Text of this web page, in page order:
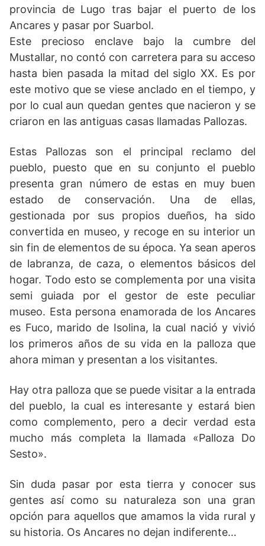
provincia de Lugo tras bajar el puerto de los
Ancares y pasar por Suarbol.
Este precioso enclave bajo la cumbre del
Mustallar, no contó con carretera para su acceso
hasta bien pasada la mitad del siglo XX. Es por
este motivo que se viese anclado en el tiempo, y
por lo cual aun quedan gentes que nacieron y se
criaron en las antiguas casas llamadas Pallozas.
Estas Pallozas son el principal reclamo del
pueblo, puesto que en su conjunto el pueblo
presenta gran número de estas en muy buen
estado de conservación. Una de ellas,
gestionada por sus propios dueños, ha sido
convertida en museo, y recoge en su interior un
sin fin de elementos de su época. Ya sean aperos
de labranza, de caza, o elementos básicos del
hogar. Todo esto se complementa por una visita
semi guiada por el gestor de este peculiar
museo. Esta persona enamorada de los Ancares
es Fuco, marido de Isolina, la cual nació y vivió
los primeros años de su vida en la palloza que
ahora miman y presentan a los visitantes.
Hay otra palloza que se puede visitar a la entrada
del pueblo, la cual es interesante y estará bien
como complemento, pero a decir verdad esta
mucho más completa la llamada «Palloza Do
Sesto».
Sin duda pasar por esta tierra y conocer sus
gentes así como su naturaleza son una gran
opción para aquellos que amamos la vida rural y
su historia. Os Ancares no dejan indiferente…